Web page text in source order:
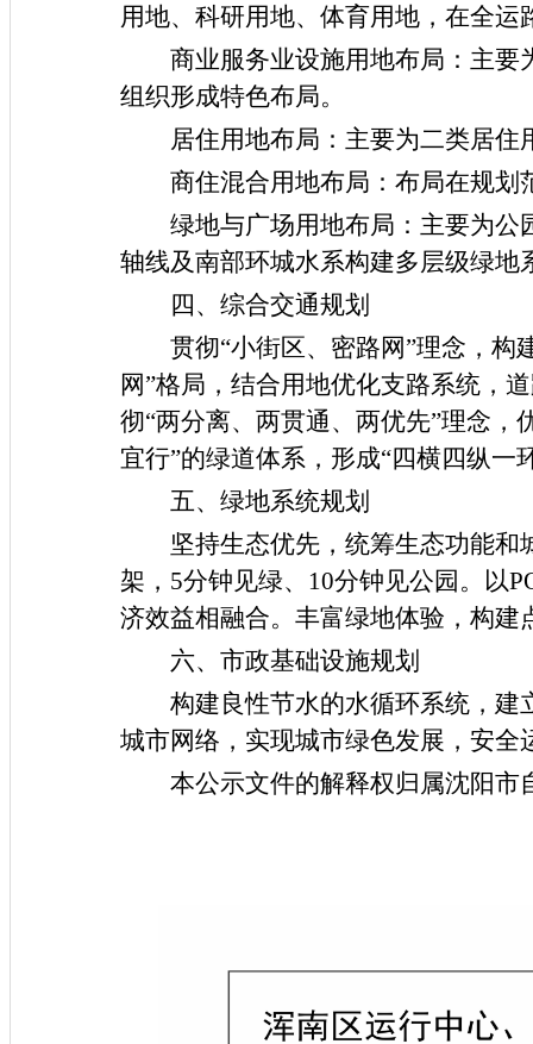
用地、科研用地、体育用地 ，在全
商业服务业设施用地布局：主要
组织形成特色布局。
居住用地布局 ：主要为二类居住
商住混合用地布局： 布局在规划
绿地与广场用地布局：主要为公
轴线及南部环城水系构建多层级绿地
四、综合交通规划
贯彻“小街区、密路网”理念，构
网”格局，结合用地优化支路系统，
彻“两分离、两贯通、两优先”理念
宜行”的绿道体系，形成“四横四纵一
五、绿地系统规划
坚持生态优先，统筹生态功能和
架， 5分钟见绿、 10分钟见公园。以
济效益相融合。丰富绿地体验，构建
六、市政基础设施规划
构建良性节水的水循环系统，建
城市网络，实现城市绿色发展，安全
本公示文件的解释权归属沈阳市